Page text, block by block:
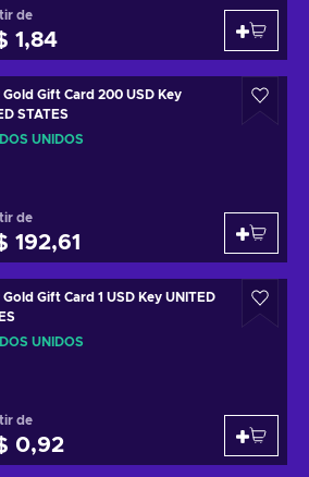
de
1,84
Gold Gift Card 200 USD Key
STATES
UNIDOS
de
192,61
Gold Gift Card 1 USD Key UNITED
UNIDOS
de
0,92